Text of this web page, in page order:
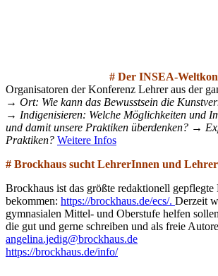
# Der INSEA-
Organisatoren der Konferenz Lehrer aus der
→ Ort: Wie kann das Bewusstsein die
→ Indigenisieren: Welche Möglichkeiten und
und damit unsere Praktiken überdenken? →
Praktiken? Weitere Infos
# Brockhaus sucht LehrerInnen und
Brockhaus ist das größte redaktionell
bekommen: https://brockhaus.de/ecs/. Derzeit
gymnasialen Mittel- und Oberstufe helfen
die gut und gerne schreiben und als freie
angelina.jedig@brockhaus.de
https://brockhaus.de/info/